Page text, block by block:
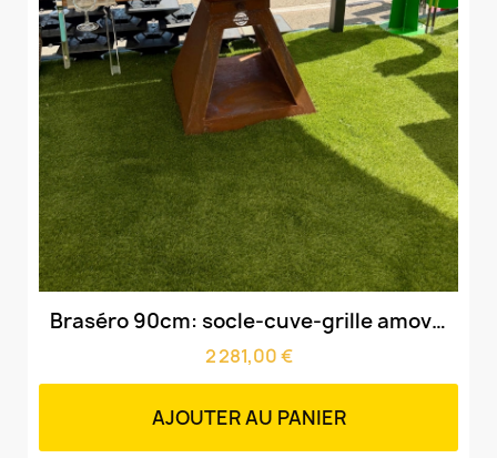
Aperçu rapide Braséro 90cm: socle-cuve-grille amovible & Mange-Debout
2 281,00 €
AJOUTER AU PANIER